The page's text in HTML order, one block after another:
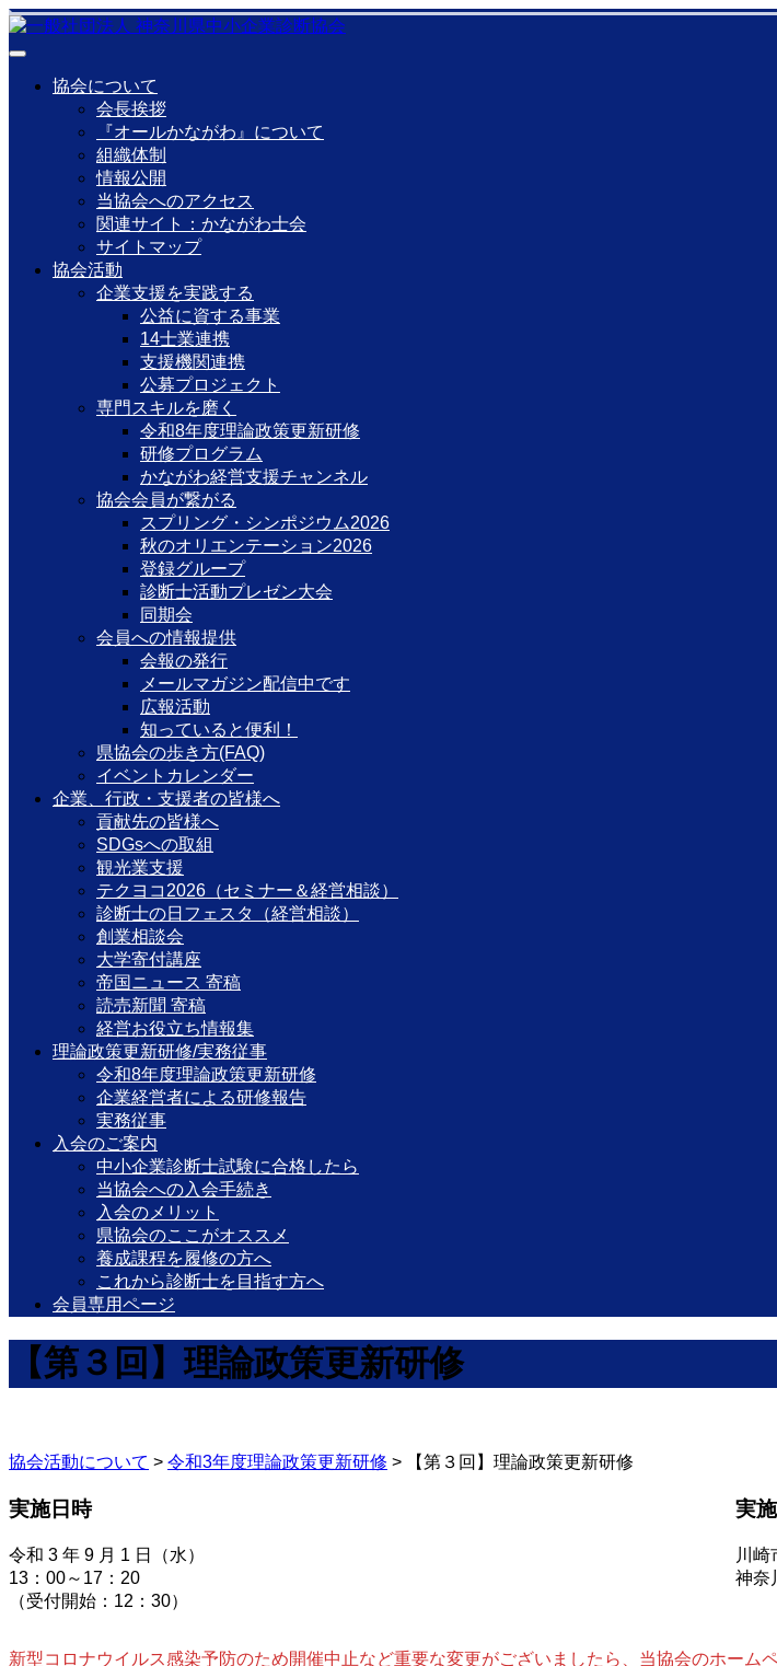
協会について
会長挨拶
『オールかながわ』について
組織体制
情報公開
当協会へのアクセス
関連サイト：かながわ士会
サイトマップ
協会活動
企業支援を実践する
公益に資する事業
14士業連携
支援機関連携
公募プロジェクト
専門スキルを磨く
令和8年度理論政策更新研修
研修プログラム
かながわ経営支援チャンネル
協会会員が繋がる
スプリング・シンポジウム2026
秋のオリエンテーション2026
登録グループ
診断士活動プレゼン大会
同期会
会員への情報提供
会報の発行
メールマガジン配信中です
広報活動
知っていると便利！
県協会の歩き方(FAQ)
イベントカレンダー
企業、行政・支援者の皆様へ
貢献先の皆様へ
SDGsへの取組
観光業支援
テクヨコ2026（セミナー＆経営相談）
診断士の日フェスタ（経営相談）
創業相談会
大学寄付講座
帝国ニュース 寄稿
読売新聞 寄稿
経営お役立ち情報集
理論政策更新研修/実務従事
令和8年度理論政策更新研修
企業経営者による研修報告
実務従事
入会のご案内
中小企業診断士試験に合格したら
当協会への入会手続き
入会のメリット
県協会のここがオススメ
養成課程を履修の方へ
これから診断士を目指す方へ
会員専用ページ
【第３回】理論政策更新研修
協会活動について > 令和3年度理論政策更新研修 > 【第３回】理論政策更新研修
実施日時
令和 3 年 9 月 1 日（水）
13：00～17：20
（受付開始：12：30）
実
川崎
神奈
新型コロナウイルス感染予防のため開催中止など重要な変更がございましたら、当協会のホーム